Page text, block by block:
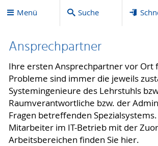
Menü Suche
Ansprechpartner
Ihre ersten Ansprechpartner vor Ort
Probleme sind immer die jeweils
Systemingenieure des Lehrstuhls
Raumverantwortliche bzw. der
Fragen betreffenden
Mitarbeiter im IT-Betrieb mit der
Arbeitsbereichen finden Sie hier.